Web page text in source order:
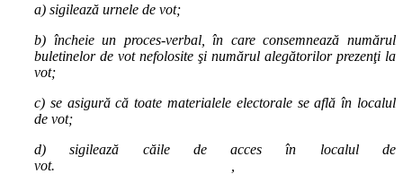
a) sigilează urnele de vot;
b) încheie un proces-verbal, în care consemnează numărul
buletinelor de vot nefolosite şi numărul alegătorilor prezenţi la
vot;
c) se asigură că toate materialele electorale se află în localul
de vot;
d) sigilează căile de acces în localul de
vot. ,